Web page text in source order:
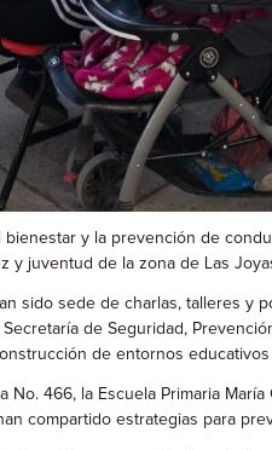
bienestar y la prevención de
juventud de la zona de Las
sido sede de charlas, talleres y
de Seguridad,
de entornos
466, la Escuela Primaria
compartido estrategias para